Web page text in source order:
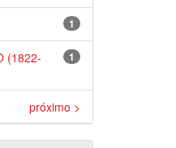
1
1
(1822-
próximo >